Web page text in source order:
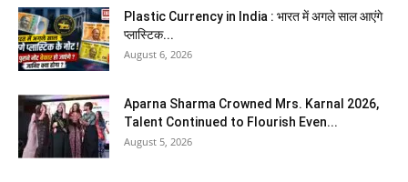
Plastic Currency in India : भारत में अगले साल आएंगे
प्लास्टिक...
August 6, 2026
Aparna Sharma Crowned Mrs. Karnal 2026,
Talent Continued to Flourish Even...
August 5, 2026